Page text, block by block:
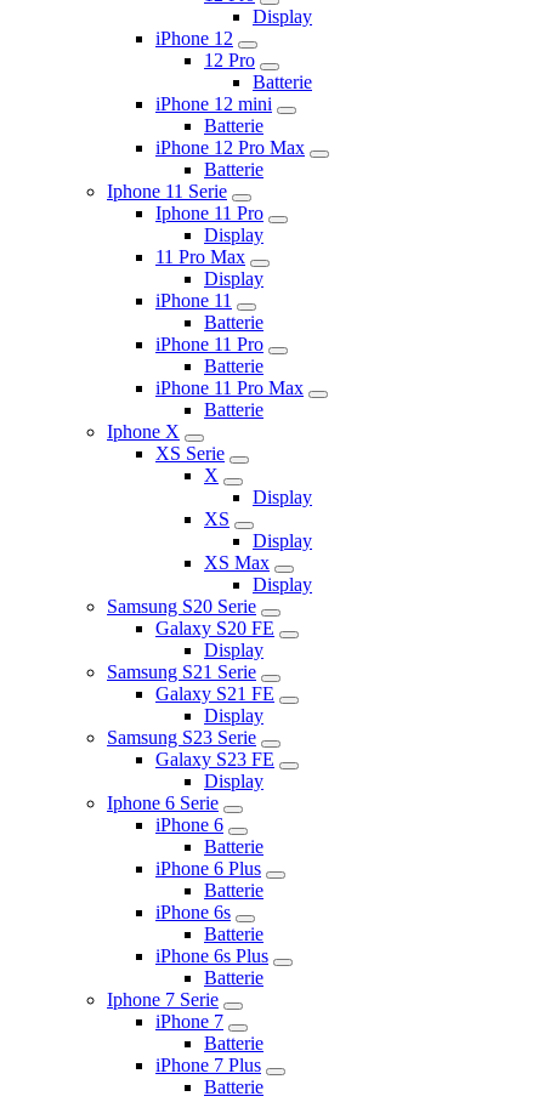
Display
iPhone 12
12 Pro
Batterie
iPhone 12 mini
Batterie
iPhone 12 Pro Max
Batterie
Iphone 11 Serie
Iphone 11 Pro
Display
11 Pro Max
Display
iPhone 11
Batterie
iPhone 11 Pro
Batterie
iPhone 11 Pro Max
Batterie
Iphone X
XS Serie
X
Display
XS
Display
XS Max
Display
Samsung S20 Serie
Galaxy S20 FE
Display
Samsung S21 Serie
Galaxy S21 FE
Display
Samsung S23 Serie
Galaxy S23 FE
Display
Iphone 6 Serie
iPhone 6
Batterie
iPhone 6 Plus
Batterie
iPhone 6s
Batterie
iPhone 6s Plus
Batterie
Iphone 7 Serie
iPhone 7
Batterie
iPhone 7 Plus
Batterie